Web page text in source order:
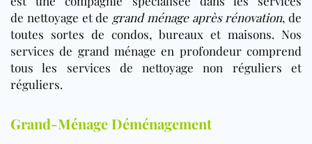
de nettoyage et de grand ménage après rénovation, de
toutes sortes de condos, bureaux et maisons. Nos
services de grand ménage en profondeur comprend
tous les services de nettoyage non réguliers et
réguliers.
Grand-Ménage Déménagement